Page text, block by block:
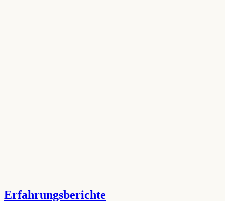
Erfahrungsberichte